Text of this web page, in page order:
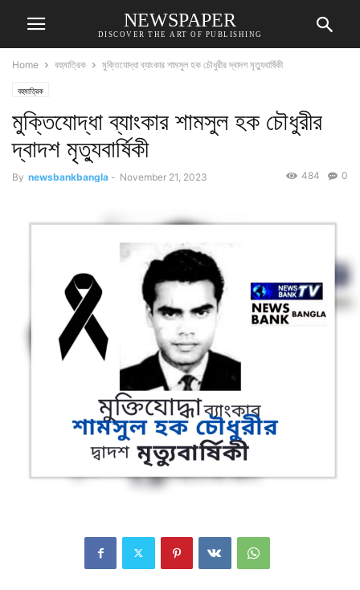
NEWSPAPER
DISCOVER THE ART OF PUBLISHING
Home বহুমাত্রিক মুক্তিযোদ্ধা ব্যাংকার শামসুল হক চৌধুরীর দ্বাদশ মৃত্যুবার্ষিকী
বহুমাত্রিক
মুক্তিযোদ্ধা ব্যাংকার শামসুল হক চৌধুরীর
দ্বাদশ মৃত্যুবার্ষিকী
By newsbankbangla - November 21, 2023 0
484